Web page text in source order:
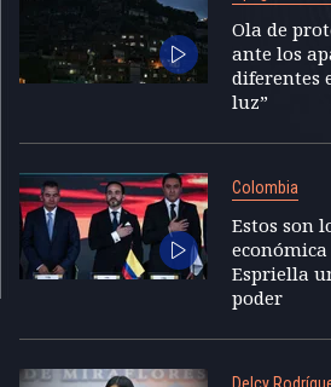
Ola de
ante los
diferentes
luz”
Colombia
Estos son
Espriella
poder
Delcy